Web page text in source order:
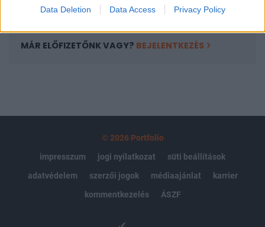
Data Deletion Data Access Privacy Policy
MÁR ELŐFIZETŐNK VAGY? BEJELENTKEZÉS
© 2026 Portfolio
impresszum
jogi nyilatkozat
süti beállítások
adatvédelem
szerzői jogok médiaajánlat
karrier
kommentkezelés
ÁSZF